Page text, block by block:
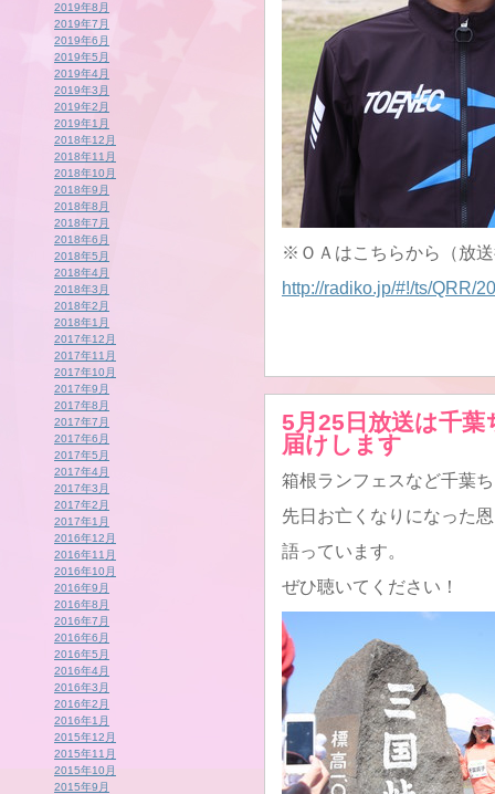
2019年8月
2019年7月
2019年6月
2019年5月
2019年4月
2019年3月
2019年2月
2019年1月
2018年12月
2018年11月
2018年10月
2018年9月
2018年8月
2018年7月
2018年6月
2018年5月
2018年4月
2018年3月
2018年2月
2018年1月
2017年12月
2017年11月
2017年10月
2017年9月
2017年8月
2017年7月
2017年6月
2017年5月
2017年4月
2017年3月
2017年2月
2017年1月
2016年12月
2016年11月
2016年10月
2016年9月
2016年8月
2016年7月
2016年6月
2016年5月
2016年4月
2016年3月
2016年2月
2016年1月
2015年12月
2015年11月
2015年10月
2015年9月
※ＯＡはこちらから（放
http://radiko.jp/#!/ts/QRR/
5月25日放送は千
届けします
箱根ランフェスなど千葉
先日お亡くなりになった
語っています。
ぜひ聴いてください！